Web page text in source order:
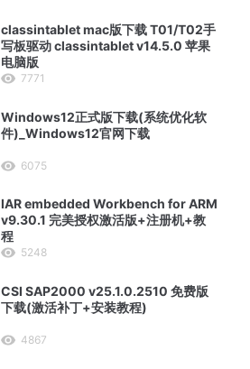
classintablet mac版下载 T01/T02手
写板驱动 classintablet v14.5.0 苹果
电脑版
7771
Windows12正式版下载(系统优化软
件)_Windows12官网下载
6075
IAR embedded Workbench for ARM
v9.30.1 完美授权激活版+注册机+教
程
5248
CSI SAP2000 v25.1.0.2510 免费版
下载(激活补丁+安装教程)
4867